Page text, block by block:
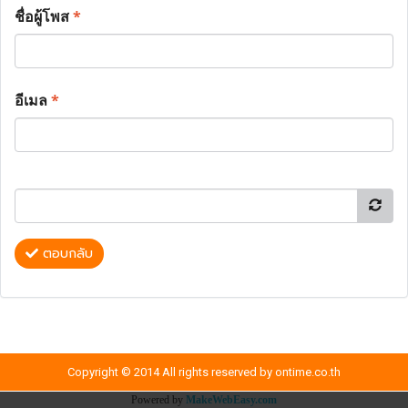
ชื่อผู้โพส*
อีเมล*
ตอบกลับ
Copyright © 2014 All rights reserved by ontime.co.th
Powered by MakeWebEasy.com